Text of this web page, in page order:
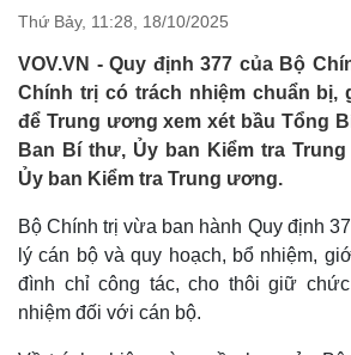
Chính trị
Đảng
Tổ chức nhân sự
Quốc hội
Nhận diện sự thật
Xã hội
Tin 24h
Dự báo
Giáo
Biển
Thứ Bảy, 11:28, 18/10/2025
VOV.VN - Quy định 377 của Bộ
Chính trị có trách nhiệm chuẩn bị,
để Trung ương xem xét bầu Tổng
Ban Bí thư, Ủy ban Kiểm tra
Ủy ban Kiểm tra Trung ương.
Bộ Chính trị vừa ban hành Quy định
lý cán bộ và quy hoạch, bổ nhiệm,
đình chỉ công tác, cho thôi giữ
nhiệm đối với cán bộ.